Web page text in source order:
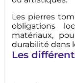
Les pierres
obligations
matériaux,
durabilité dans
Les